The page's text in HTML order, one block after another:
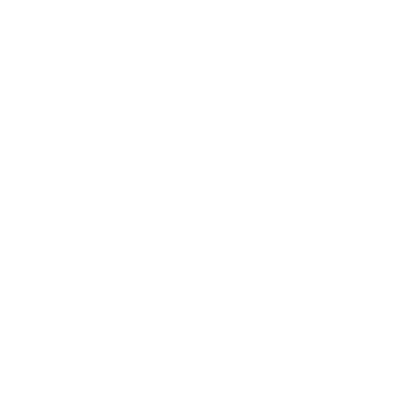
in destinatia data.
17,99 ani, copii sub 11,99 aprox. 0,50 EUR/zi).